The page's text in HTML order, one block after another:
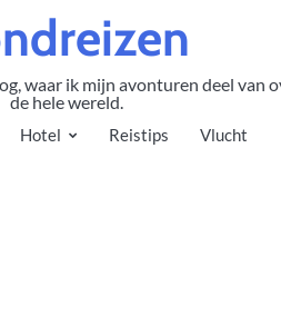
waar ik mijn avonturen deel van
de hele wereld.
Hotel Reistips Vlucht